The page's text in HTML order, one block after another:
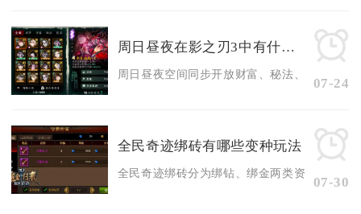
周日昼夜在影之刃3中有什么节目
周日昼夜空间同步开放财富、秘法、技法三类
07-24
全民奇迹绑砖有哪些变种玩法
全民奇迹绑砖分为绑钻、绑金两类资源，衍生
07-30